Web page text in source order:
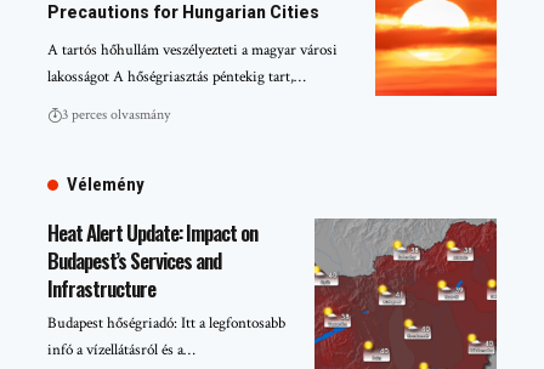
Precautions for Hungarian Cities
A tartós hőhullám veszélyezteti a magyar városi
lakosságot A hőségriasztás péntekig tart,…
3 perces olvasmány
Vélemény
Heat Alert Update: Impact on
Budapest’s Services and
Infrastructure
Budapest hőségriadó: Itt a legfontosabb
infó a vízellátásról és a…